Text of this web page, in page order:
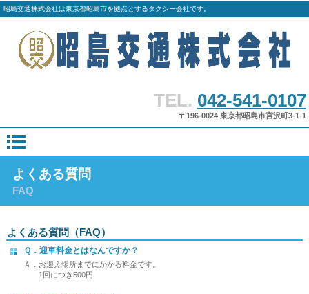
昭島交通株式会社は東京都昭島市を拠点とするタクシー会社です。
TEL. 042-541-0107
〒196-0024 東京都昭島市宮沢町3-1-1
よくある質問
FAQ
よくある質問（FAQ）
Ｑ．迎車料金とはなんですか？
Ａ．お迎え場所までにかかる料金です。
1回につき500円